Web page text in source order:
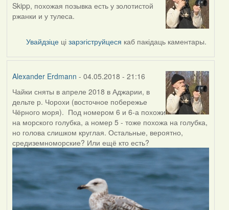
In
reply
Skipp, похожая позывка есть у золотистой
ржанки и у тулеса.
Увайдзіце цізарэгіструйцеся каб пакідаць каментары.
Alexander Erdmann - 04.05.2018 - 21:16
Чайки сняты в апреле 2018 в Аджарии, в
дельте р. Чорохи (восточное побережье
Чёрного моря). Под номером 6 и 6-а похожи
на морского голубка, а номер 5 - тоже похожа на голубка,
но голова слишком круглая. Остальные, вероятно,
средиземноморские? Или ещё кто есть?